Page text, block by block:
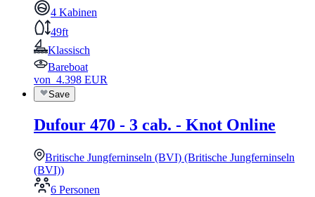
4 Kabinen
49ft
Klassisch
Bareboat
von 4.398 EUR
Save
Dufour 470 - 3 cab. - Knot Online
Britische Jungferninseln (BVI) (Britische Jungferninseln
(BVI))
6 Personen